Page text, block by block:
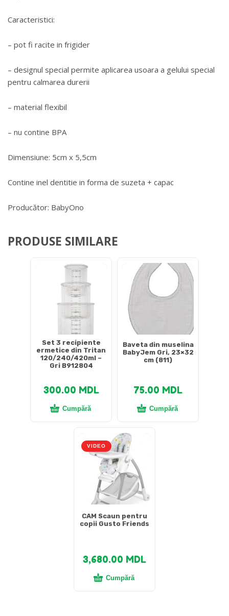
Caracteristici:
– pot fi racite in frigider
– designul special permite aplicarea usoara a gelului special
pentru calmarea durerii
– material flexibil
– nu contine BPA
Dimensiune: 5cm x 5,5cm
Contine inel dentitie in forma de suzeta + capac
Producător: BabyOno
PRODUSE SIMILARE
Set 3 recipiente
ermetice din Tritan
120/240/420ml –
Gri B912804
300.00 MDL
Cumpără
Baveta din muselina
BabyJem Gri, 23×32
cm (811)
75.00 MDL
Cumpără
VIDEO
CAM Scaun pentru
copii Gusto Friends
3,680.00 MDL
Cumpără